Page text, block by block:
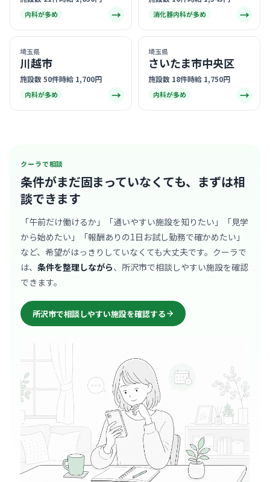
内科が多め → 消化器内科が多め →
埼玉県
川越市
施設数 50件時給 1,700円
内科が多め →
埼玉県
さいたま市中央区
施設数 18件時給 1,750円
内科が多め →
クーラで相談
条件がまだ固まっていなくても、 まずは相
談できます
「午前だけ働けるか」「通いやすい施設を知りたい」「見学
から始めたい」「報酬ありの1日お試し勤務で確かめたい」
など、希望がはっきりしていなくても大丈夫です。クーラで
は、 条件を整理しながら、所沢市で相談しやすい施設を確認
できます。
所沢市で相談しやすい施設を確認する